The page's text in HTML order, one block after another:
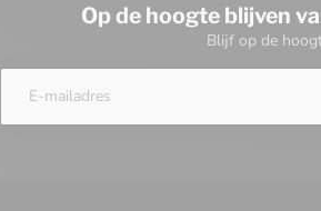
Op de hoogte blijven
Blijf op de